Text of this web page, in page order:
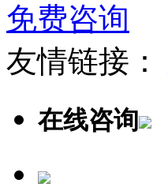
免费咨询
友情链接：
在线咨询